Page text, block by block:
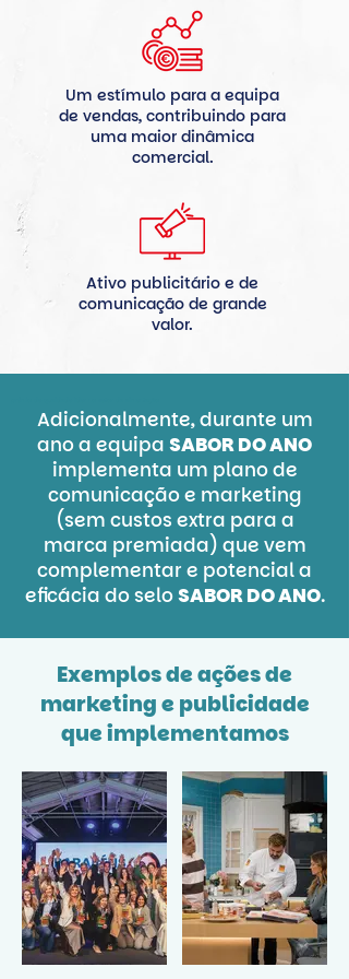
Um estímulo para a equipa
de vendas, contribuindo para
uma maior dinâmica
comercial.
Ativo publicitário e de
comunicação de grande
valor.
Adicionalmente, durante um
ano a equipa SABOR DO ANO
implementa um plano de
comunicação e marketing
(sem custos extra para a
marca premiada) que vem
complementar e potencial a
eficácia do seloSABOR DO ANO.
Exemplos de ações de
marketing e publicidade
que implementamos